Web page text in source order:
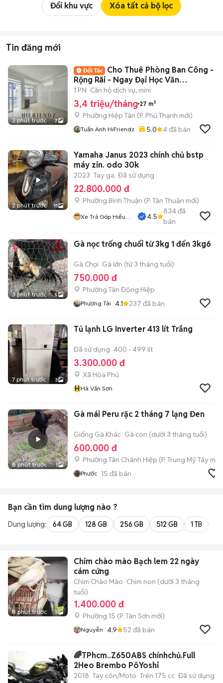
Đổi khu vực Xóa tất cả bộ lọc
Tin đăng mới
2 phút trước 7
Cho Thuê Phòng Ban Công -
Rộng Rãi - Ngay Đại Học Văn
Hiến,Đầm Sen
1 PN Căn hộ dịch vụ, mini
3,4 triệu/tháng 27 m²
Phường Hiệp Tân (P. Phú Thạnh mới)
Tuấn Anh HiFriendz 5.0 4đã bán
2 phút trước 11
Yamaha Janus 2023 chính chủ bstp
máy zin. odo 30k
2023 Tay ga Đã sử dụng
22.800.000 đ
Phường Bình Thuận (P. Tân Thuận mới)
Xe Trả Góp Hiếu
4.5
834đã
bán
3 phút trước 5
Gà nọc trống chuối từ 3kg 1 đến 3kg6
Gà Chọi Gà lớn (từ 3 tháng tuổi)
750.000 đ
Phường Tân Đông Hiệp
Phương Tài 4.1 237 đã bán
7 phút trước 3
Tủ lạnh LG Inverter 413 lít Trắng
Đã sử dụng 400 - 499 lít
3.300.000 đ
Xã Hòa Phú
HHà Văn Sơn
8 phút trước 1
Gà mái Peru rặc 2 tháng 7 lạng Đen
Giống Gà Khác Gà con (dưới 3 tháng tuổi)
600.000 đ
Phường Tân Chánh Hiệp (P. Trung Mỹ Tây mới)
Phước 15 đã bán
Bạn cần tìm dung lượng nào ?
Dung lượng: 64 GB 128 GB 256 GB 512 GB 1 TB
8 phút trước 3
Chim chào mào Bạch lem 22 ngày
cám cứng
Chim Chào Mào Chim non (dưới 3 tháng
tuổi)
1.400.000 đ
Phường 15 (P. Tân Sơn mới)
Nguyễn 4.9 52 đã bán
🌈TPhcm..Z650ABS chínhchủ.Full
2Heo Brembo PôYoshi
2018 Tay côn/Moto Trên 175 cc Đã sử dụng